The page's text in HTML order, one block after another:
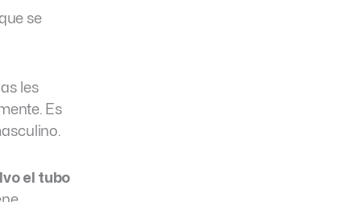
se
les
Es
el tubo